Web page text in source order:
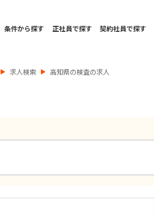
条件から探す 正社員で探す 契約社員で探す
求人検索 高知県の検査の求人